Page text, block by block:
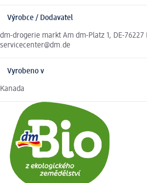
Výrobce / Dodavatel
dm-drogerie markt Am dm-Platz 1, DE-76227
servicecenter@dm.de
Vyrobeno v
Kanada